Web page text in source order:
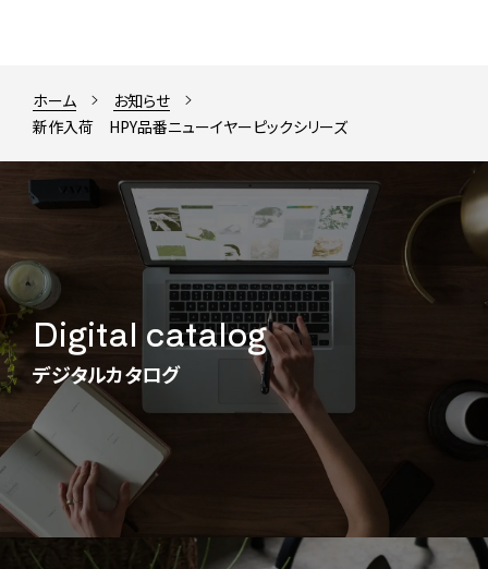
ホーム
お知らせ
新作入荷 HPY品番ニューイヤーピックシリーズ
Digital catalog
デジタルカタログ